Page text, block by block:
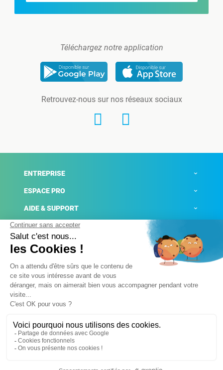
Téléchargez notre application
Retrouvez-nous sur nos réseaux sociaux
ENTREPRISE
ESPACE PRO
AIDE & SUPPORT
ACTUALITÉS
Mentions légales
Conditions générales de ventes
Plateforme de signalement